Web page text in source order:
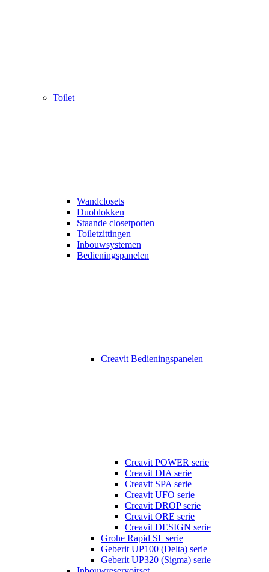
Toilet
Wandclosets
Duoblokken
Staande closetpotten
Toiletzittingen
Inbouwsystemen
Bedieningspanelen
Creavit Bedieningspanelen
Creavit POWER serie
Creavit DIA serie
Creavit SPA serie
Creavit UFO serie
Creavit DROP serie
Creavit ORE serie
Creavit DESIGN serie
Grohe Rapid SL serie
Geberit UP100 (Delta) serie
Geberit UP320 (Sigma) serie